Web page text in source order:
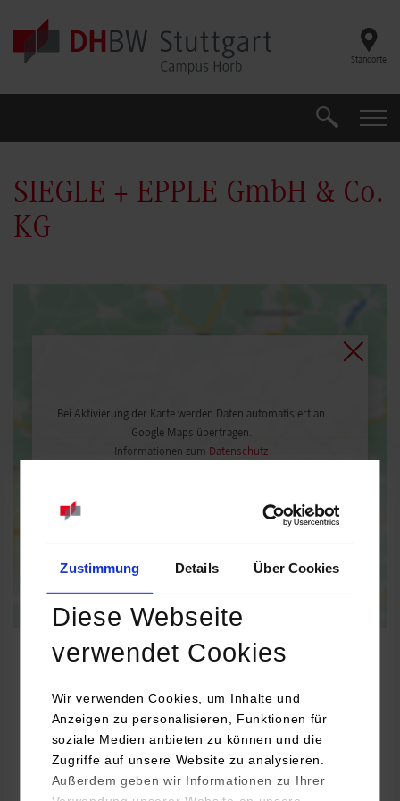
Zustimmung Details Über Cookies
Diese Webseite
verwendet Cookies
Wir verwenden Cookies, um Inhalte und
Anzeigen zu personalisieren, Funktionen für
soziale Medien anbieten zu können und die
Zugriffe auf unsere Website zu analysieren.
Außerdem geben wir Informationen zu Ihrer
Skip to main content
Standorte
Suche
SIEGLE + EPPLE GmbH & Co.
KG
Bei Aktivierung der Karte werden Daten automatisiert an
Google Maps übertragen.
Informationen zum Datenschutz
Maschinenbau / Versorgungs- und Energiemanagement
SIEGLE + EPPLE GmbH & Co. KG
Flachter Str. 2